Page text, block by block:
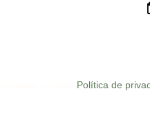
Política de